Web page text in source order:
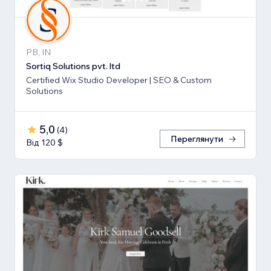
PB, IN
Sortiq Solutions pvt. ltd
Certified Wix Studio Developer | SEO & Custom
Solutions
5,0 (4)
Від 120 $
Переглянути